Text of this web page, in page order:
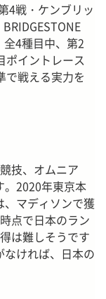
4戦・ケンブリッ
4種目中、第2
ポイントレース
で戦える実力を
技、オムニア
。2020年東京本
、マディソンで獲
点で日本のラン
は難しそうです
ければ、日本の